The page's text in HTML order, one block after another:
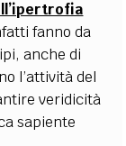
fanno da
anche di
l’attività del
veridicità
sapiente